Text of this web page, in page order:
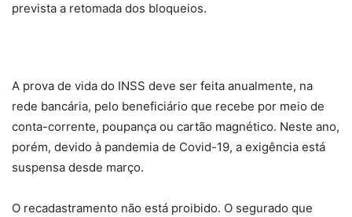
prevista a retomada dos bloqueios.
A prova de vida do INSS deve ser feita anualmente, na
rede bancária, pelo beneficiário que recebe por meio de
conta-corrente, poupança ou cartão magnético. Neste ano,
porém, devido à pandemia de Covid-19, a exigência está
suspensa desde março.
O recadastramento não está proibido. O segurado que